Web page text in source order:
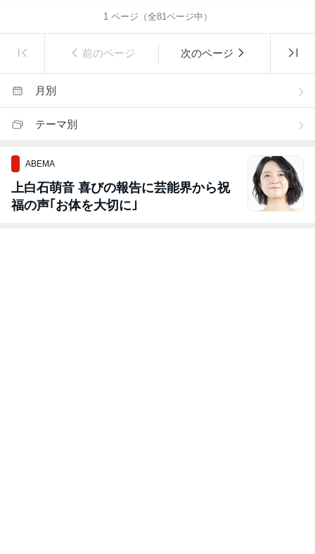
1ページ（全81ページ中）
前のページ 次のページ
月別
テーマ別
ABEMA
上白石萌音 喜びの報告に芸能界から祝
福の声｢お体を大切に｣